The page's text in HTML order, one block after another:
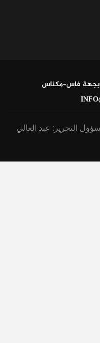
بجهة فاس-مكناس
التحرير: عبد العالي